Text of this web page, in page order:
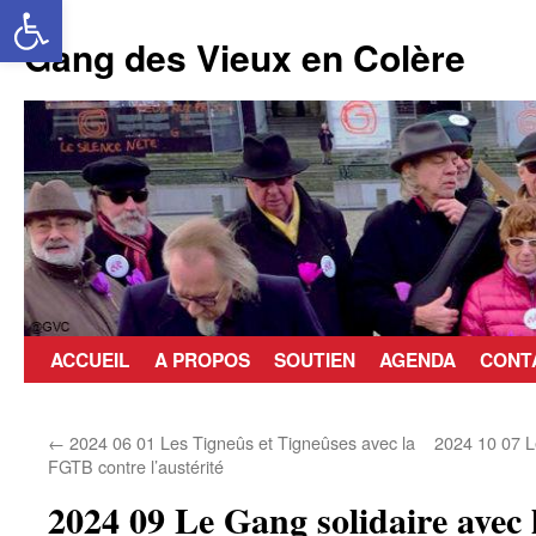
Aller
au
contenu
Gang des Vieux en Colère
ACCUEIL A PROPOS SOUTIEN AGENDA
← 2024 06 01 Les Tigneûs et Tigneûses avec la
FGTB contre l’austérité
2024 10 07
2024 09 Le Gang solidaire